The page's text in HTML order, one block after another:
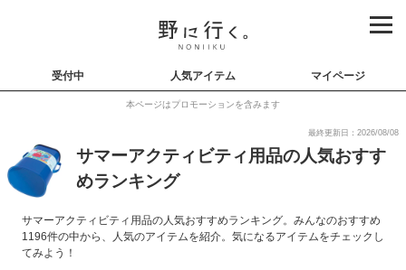
受付中 人気アイテム マイページ
本ページはプロモーションを含みます
最終更新日：2026/08/08
サマーアクティビティ用品の人気おすす
めランキング
サマーアクティビティ用品の人気おすすめランキング。みんなのおすすめ
1196件の中から、人気のアイテムを紹介。気になるアイテムをチェックし
てみよう！